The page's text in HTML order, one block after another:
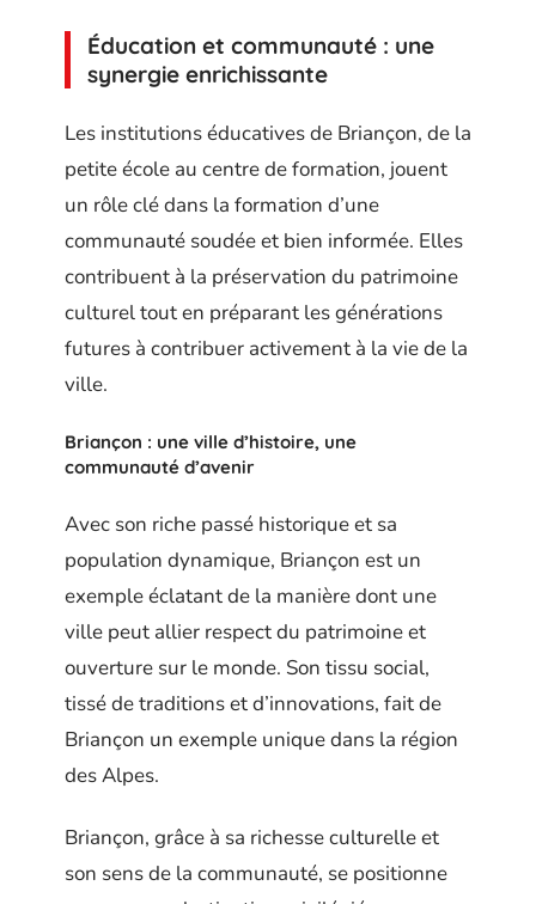
Éducation et communauté : une
synergie enrichissante
Les institutions éducatives de Briançon, de la
petite école au centre de formation, jouent
un rôle clé dans la formation d’une
communauté soudée et bien informée. Elles
contribuent à la préservation du patrimoine
culturel tout en préparant les générations
futures à contribuer activement à la vie de la
ville.
Briançon : une ville d’histoire, une
communauté d’avenir
Avec son riche passé historique et sa
population dynamique, Briançon est un
exemple éclatant de la manière dont une
ville peut allier respect du patrimoine et
ouverture sur le monde. Son tissu social,
tissé de traditions et d’innovations, fait de
Briançon un exemple unique dans la région
des Alpes.
Briançon, grâce à sa richesse culturelle et
son sens de la communauté, se positionne